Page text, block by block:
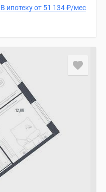
В ипотеку от 51 134₽/мес